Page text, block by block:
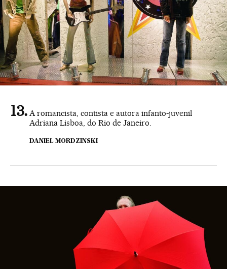
A romancista, contista e autora infanto-juvenil
Adriana Lisboa, do Rio de Janeiro.
DANIEL MORDZINSKI